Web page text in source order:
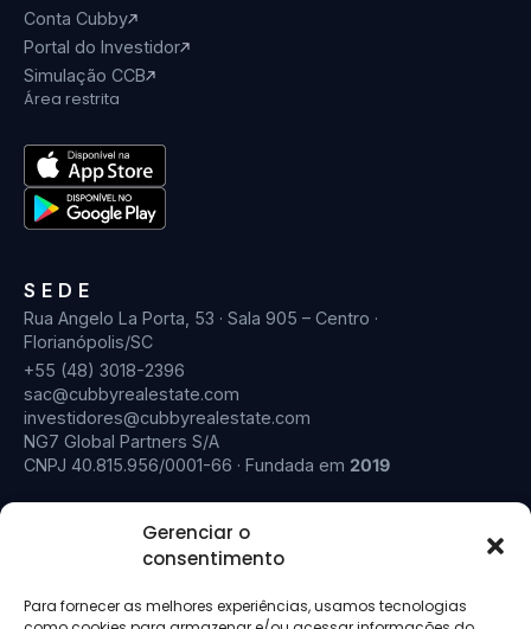
Gerenciar o
consentimento
Para fornecer as melhores experiências, usamos tecnologias
Conta Cubby
Portal do Investidor
Simulação CCB
Área restrita
SEDE
Rua Angelo La Porta, 53 · Sala 905 – Centro ·
Florianópolis/SC
+55 (48) 3018-2396
sac@cubbyrealestate.com
investidores@cubbyrealestate.com
NG7 Global Partners S/A
CNPJ 40.815.956/0001-66 · Fundada em 2019